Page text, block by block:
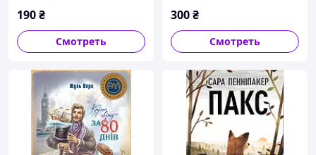
190₴
Смотреть
300₴
Смотреть